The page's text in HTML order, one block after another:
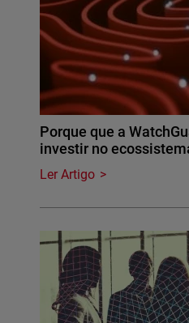
Porque que a
investir no
Ler Artigo